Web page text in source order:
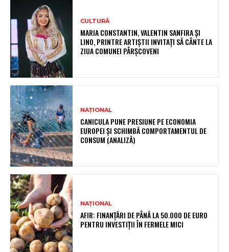
CULTURĂ
MARIA CONSTANTIN, VALENTIN SANFIRA ȘI
LINO, PRINTRE ARTIȘTII INVITAȚI SĂ CÂNTE LA
ZIUA COMUNEI PÂRȘCOVENI
NAȚIONAL
CANICULA PUNE PRESIUNE PE ECONOMIA
EUROPEI ȘI SCHIMBĂ COMPORTAMENTUL DE
CONSUM (ANALIZĂ)
NAȚIONAL
AFIR: FINANȚĂRI DE PÂNĂ LA 50.000 DE EURO
PENTRU INVESTIȚII ÎN FERMELE MICI